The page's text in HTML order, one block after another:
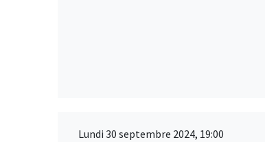
Lundi 30 septembre 2024, 19:00